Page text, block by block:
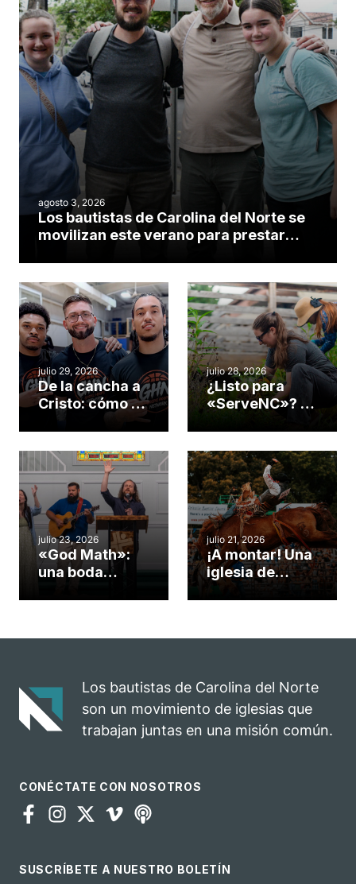
agosto 3, 2026
Los bautistas de Carolina del Norte se
movilizan este verano para prestar
julio 29, 2026
De la cancha a
Cristo: cómo el
gimnasio de
Cary se
convirtió en un
insólito campo
misionero te
cuento
julio 28, 2026
¿Listo para
«ServeNC»? 4
obra de Dios
durante la
Semana
ServeNC
julio 23, 2026
«God Math»:
una boda
celebra el
julio 21, 2026
¡A montar! Una
iglesia de
rodeo anual en
para el
ministerio
Los bautistas de Carolina del Norte
son un movimiento de iglesias que
trabajan juntas en una misión común.
CONÉCTATE CON NOSOTROS
SUSCRÍBETE A NUESTRO BOLETÍN